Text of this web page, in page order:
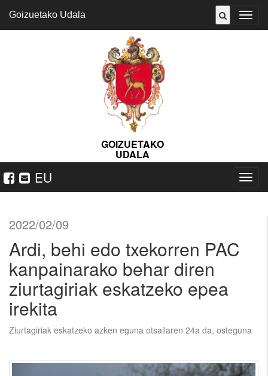
ireki
Goizuetako Udala
GOIZUETAKO
UDALA
EU
ireki
2022/02/09
Ardi, behi edo txekorren PAC
kanpainarako behar diren
ziurtagiriak eskatzeko epea
irekita
Ziurtagiriak eskatzeko azken eguna otsailaren 24a da, osteguna